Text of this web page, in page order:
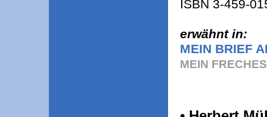
ISBN 3-459-
erwähnt in:
MEIN BRIEF
MEIN